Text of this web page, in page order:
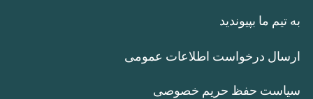
به تیم ما بپیوندید
ارسال درخواست اطلاعات عمومی
سیاست حفظ حریم خصوصی